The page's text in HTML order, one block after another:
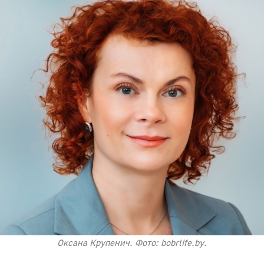
Оксана Крупенич. Фото: bobrlife.by.